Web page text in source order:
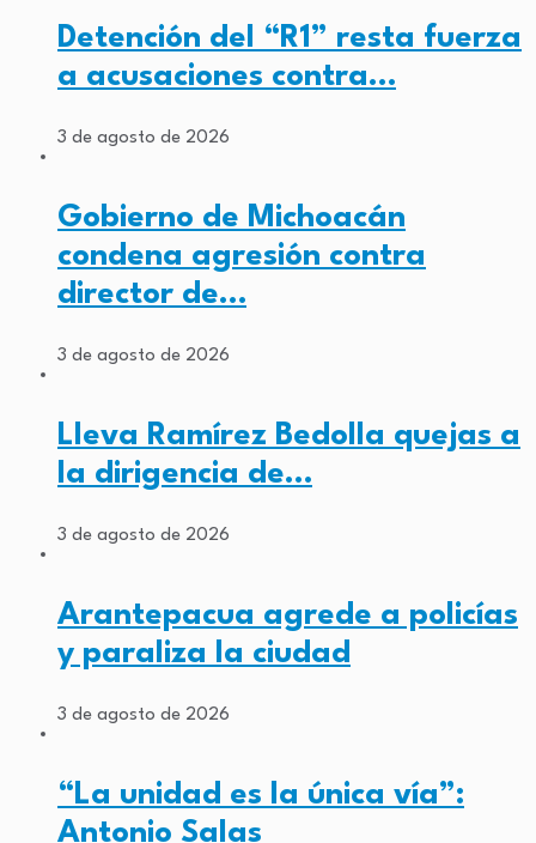
Detención del “R1” resta fuerza
a acusaciones contra…
3 de agosto de 2026
Gobierno de Michoacán
condena agresión contra
director de…
3 de agosto de 2026
Lleva Ramírez Bedolla quejas a
la dirigencia de…
3 de agosto de 2026
Arantepacua agrede a policías
y paraliza la ciudad
3 de agosto de 2026
“La unidad es la única vía”:
Antonio Salas